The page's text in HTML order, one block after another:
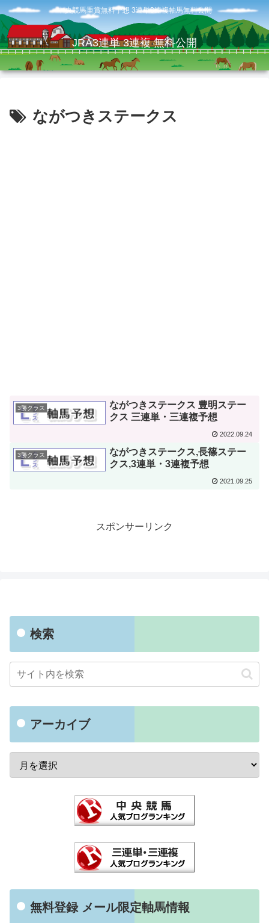
中央競馬重賞無料予想 3連単3連複軸馬無料公開
JRA3連単 3連複 無料公開
ながつきステークス
3勝クラス
ながつきステークス 豊明ステー
クス 三連単・三連複予想
2022.09.24
3勝クラス
ながつきステークス,長篠ステー
クス,3連単・3連複予想
2021.09.25
スポンサーリンク
検索
アーカイブ
無料登録 メール限定軸馬情報